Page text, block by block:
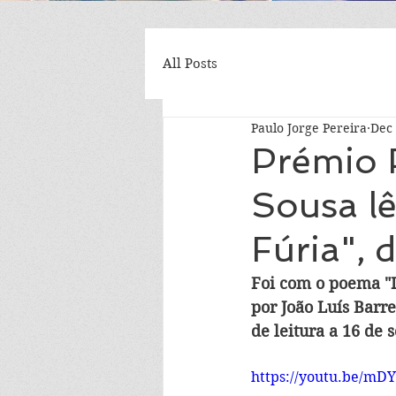
All Posts
Prémio
Sousa
Fúria",
Paulo Jorge Pereira Dec
Foi com o poema
por João Luís
de leitura a 16 de
https://youtu.be/